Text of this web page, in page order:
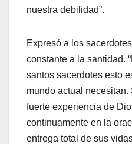
nuestra debilidad”.
Expresó a los
constante a la santidad.
santos sacerdotes esto
mundo actual necesitan.
fuerte experiencia de
continuamente en la
entrega total de sus